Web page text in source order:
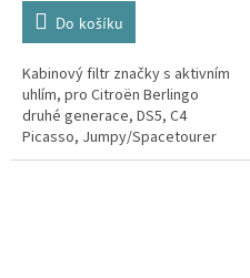
Do košíku
Kabinový filtr značky s aktivním
uhlím, pro Citroën Berlingo
druhé generace, DS5, C4
Picasso, Jumpy/Spacetourer
třetí generace a C4 Grand